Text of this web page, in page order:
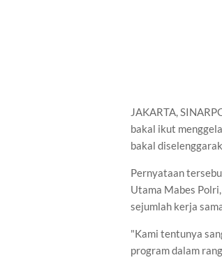
JAKARTA,
bakal ikut
bakal
Pernyataan
Utama Mabes
sejumlah kerja
"Kami tentunya
program dalam